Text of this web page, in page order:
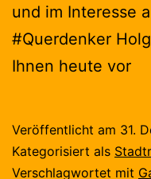
und im Interesse
#Querdenker
Ihnen heute vor
Veröffentlicht am 31.
Kategorisiert als
Verschlagwortet mit